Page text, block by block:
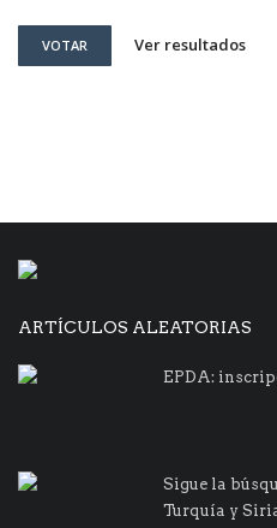
VOTAR Ver resultados
ARTÍCULOS ALEATORIAS
EPDA:
Sigue la
Turquía y